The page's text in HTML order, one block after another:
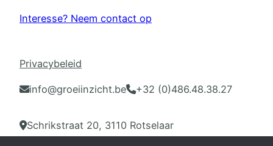
Interesse? Neem contact op
Privacybeleid
info@groeiinzicht.be +32 (0)486.48.38.27
Schrikstraat 20, 3110 Rotselaar